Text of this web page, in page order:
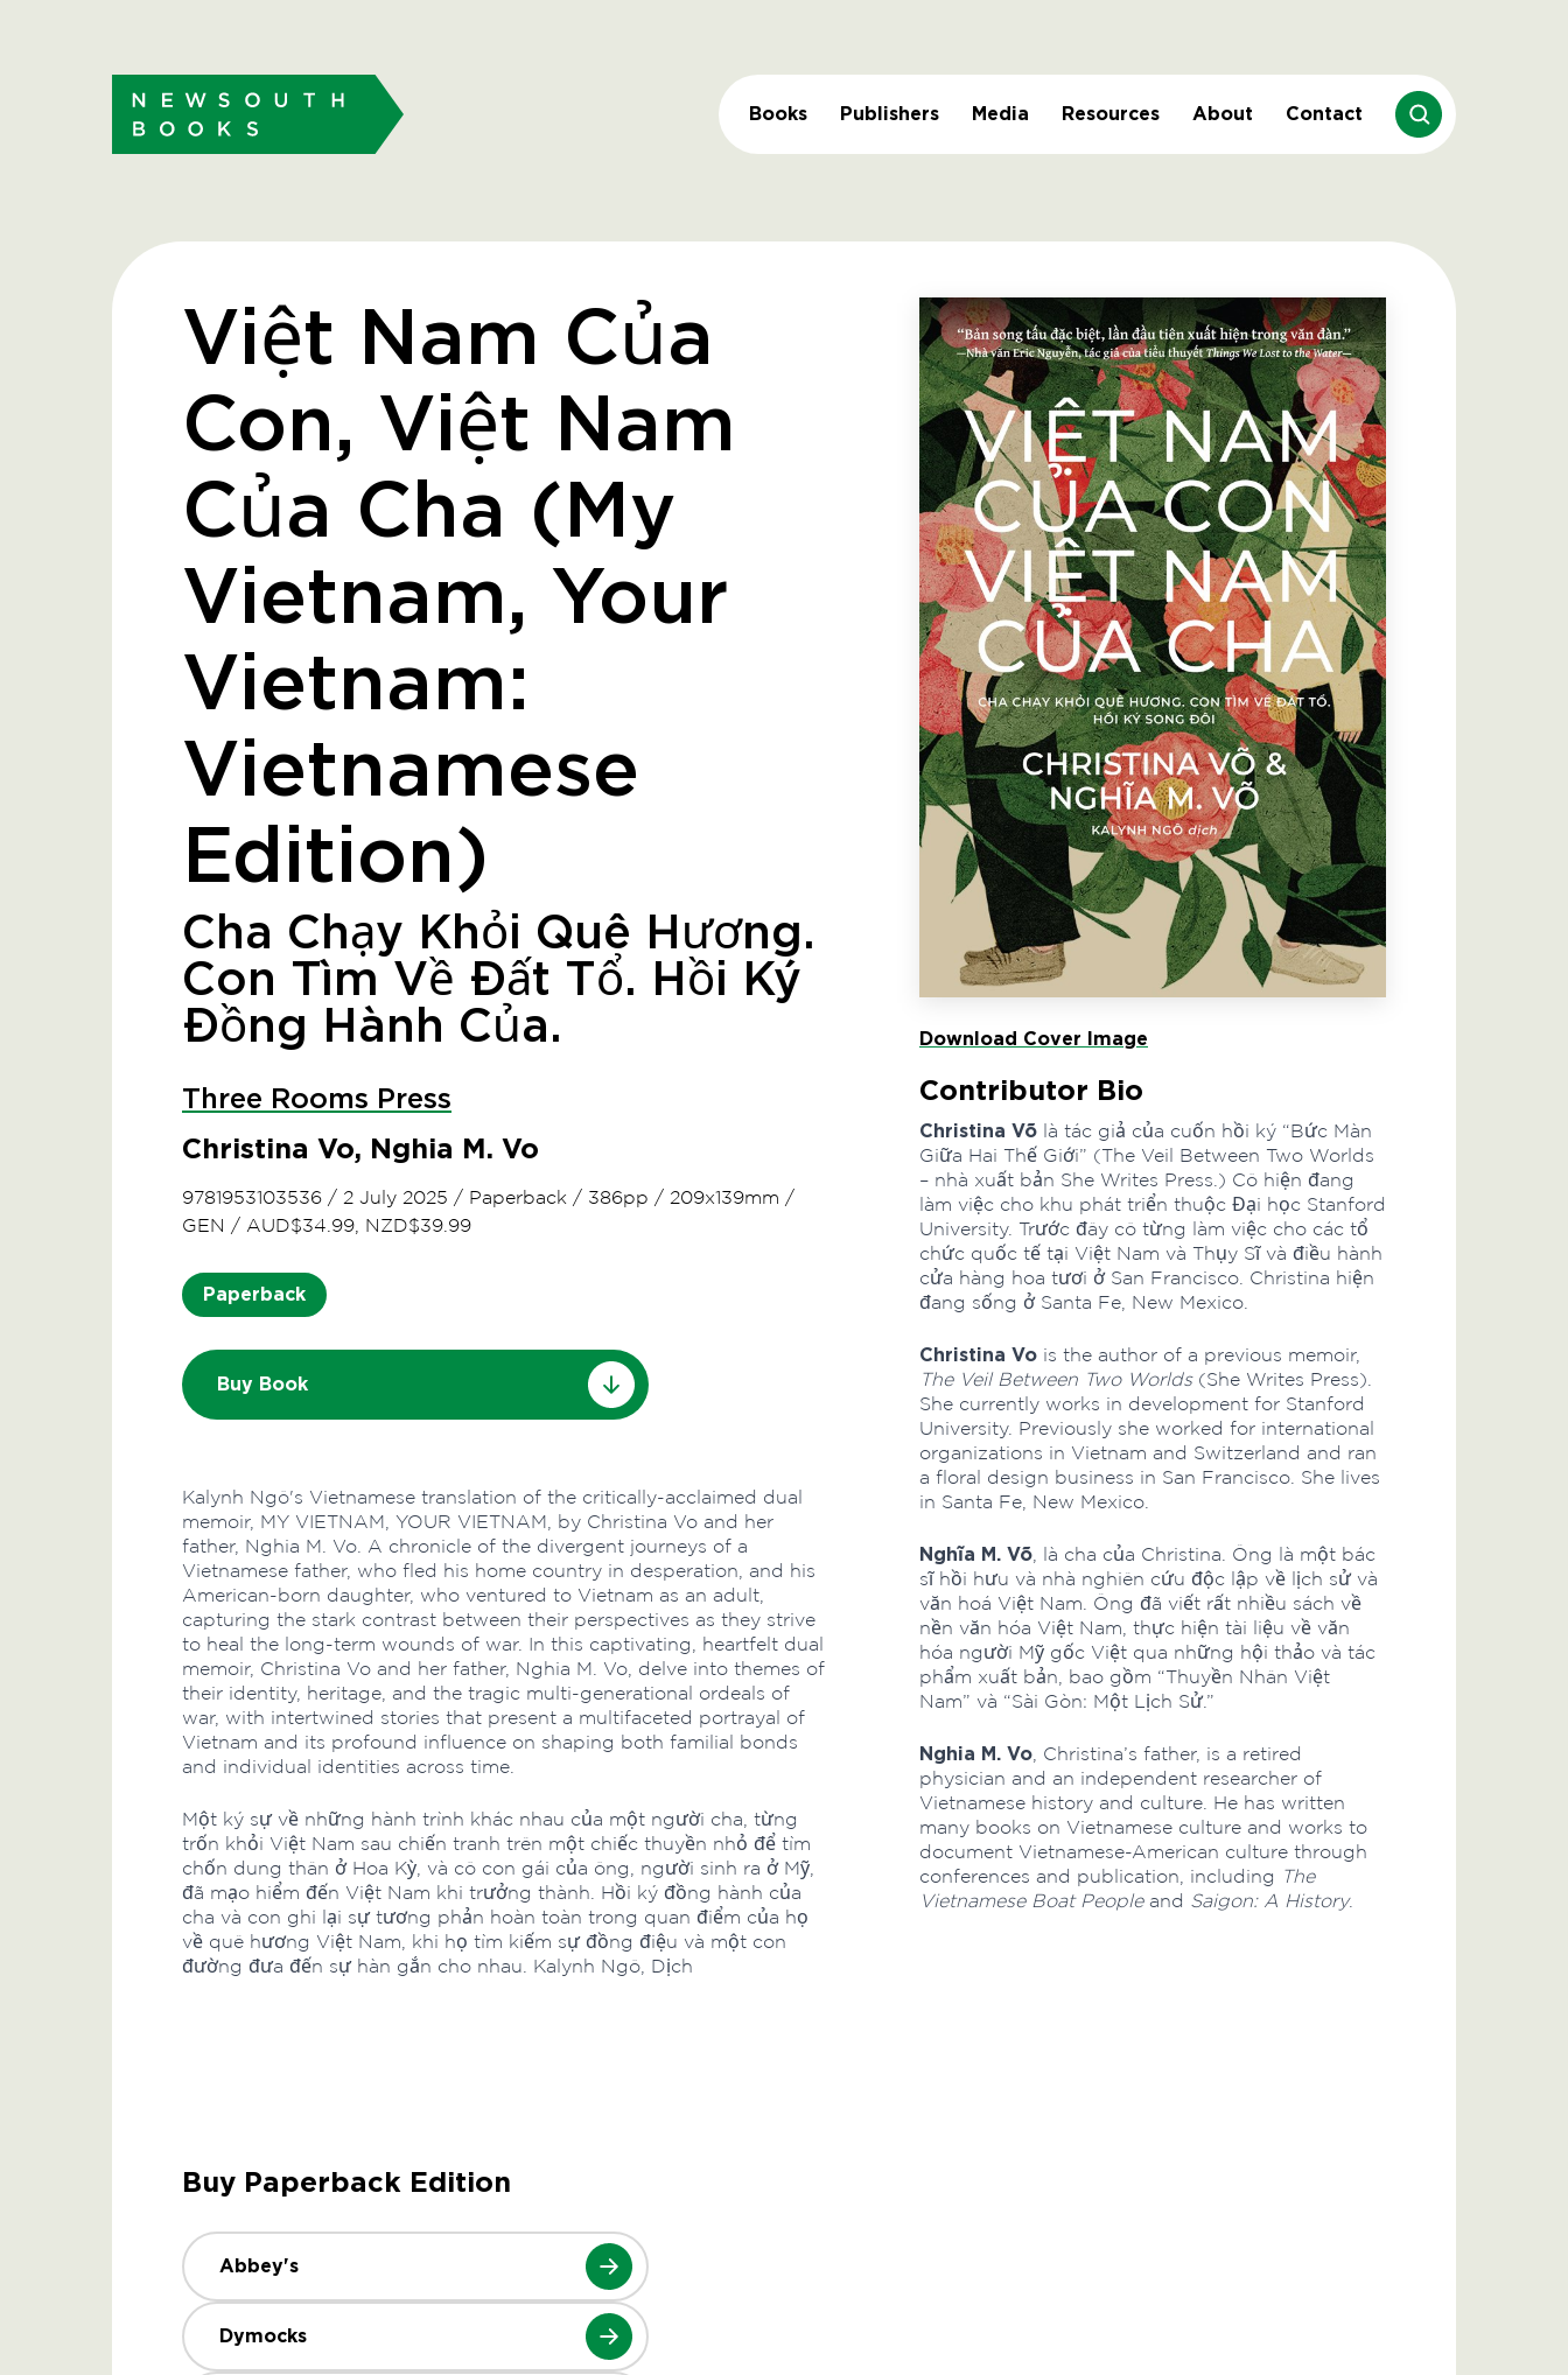
Books Publishers Media Resources About Contact
Việt Nam Của
Con, Việt Nam
Của Cha (My
Vietnam, Your
Vietnam:
Vietnamese
Edition)
Cha Chạy Khỏi Quê Hương.
Con Tìm Về Đất Tổ. Hồi Ký
Đồng Hành Của.
Three Rooms Press
Christina Vo, Nghia M. Vo
9781953103536 / 2 July 2025 / Paperback / 386pp / 209x139mm /
GEN / AUD$34.99, NZD$39.99
Paperback
Buy Book
Kalynh Ngô's Vietnamese translation of the critically-acclaimed dual
memoir, MY VIETNAM, YOUR VIETNAM, by Christina Vo and her
father, Nghia M. Vo. A chronicle of the divergent journeys of a
Vietnamese father, who fled his home country in desperation, and his
American-born daughter, who ventured to Vietnam as an adult,
capturing the stark contrast between their perspectives as they strive
to heal the long-term wounds of war. In this captivating, heartfelt dual
memoir, Christina Vo and her father, Nghia M. Vo, delve into themes of
their identity, heritage, and the tragic multi-generational ordeals of
war, with intertwined stories that present a multifaceted portrayal of
Vietnam and its profound influence on shaping both familial bonds
and individual identities across time.
Một ký sự về những hành trình khác nhau của một người cha, từng
trốn khỏi Việt Nam sau chiến tranh trên một chiếc thuyền nhỏ để tìm
chốn dung thân ở Hoa Kỳ, và cô con gái của ông, người sinh ra ở Mỹ,
đã mạo hiểm đến Việt Nam khi trưởng thành. Hồi ký đồng hành của
cha và con ghi lại sự tương phản hoàn toàn trong quan điểm của họ
về quê hương Việt Nam, khi họ tìm kiếm sự đồng điệu và một con
đường đưa đến sự hàn gắn cho nhau. Kalynh Ngô, Dịch
Download Cover Image
Contributor Bio
Christina Võ là tác giả của cuốn hồi ký “Bức Màn
Giữa Hai Thế Giới” (The Veil Between Two Worlds
– nhà xuất bản She Writes Press.) Cô hiện đang
làm việc cho khu phát triển thuộc Đại học Stanford
University. Trước đây cô từng làm việc cho các tổ
chức quốc tế tại Việt Nam và Thụy Sĩ và điều hành
cửa hàng hoa tươi ở San Francisco. Christina hiện
đang sống ở Santa Fe, New Mexico.
Christina Vo is the author of a previous memoir,
The Veil Between Two Worlds(She Writes Press).
She currently works in development for Stanford
University. Previously she worked for international
organizations in Vietnam and Switzerland and ran
a floral design business in San Francisco. She lives
in Santa Fe, New Mexico.
Nghĩa M. Võ , là cha của Christina. Ông là một bác
sĩ hồi hưu và nhà nghiên cứu độc lập về lịch sử và
văn hoá Việt Nam. Ông đã viết rất nhiều sách về
nền văn hóa Việt Nam, thực hiện tài liệu về văn
hóa người Mỹ gốc Việt qua những hội thảo và tác
phẩm xuất bản, bao gồm “Thuyền Nhân Việt
Nam” và “Sài Gòn: Một Lịch Sử.”
Nghia M. Vo , Christina’s father, is a retired
physician and an independent researcher of
Vietnamese history and culture. He has written
many books on Vietnamese culture and works to
document Vietnamese-American culture through
conferences and publication, including The
Vietnamese Boat Peopleand Saigon: A History.
Buy Paperback Edition
Abbey's
Dymocks